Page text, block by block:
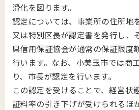
滑化を図ります。
認定については、事業所の住所地
又は特別区長が認定書を発行し、
県信用保証協会が通常の保証限度
行います。なお、小美玉市では商
り、市長が認定を行います。
この認定を受けることで、経営状
証料率の引き下げが受けられるほ